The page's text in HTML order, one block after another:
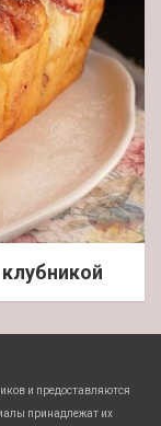
и предоставляются
принадлежат их